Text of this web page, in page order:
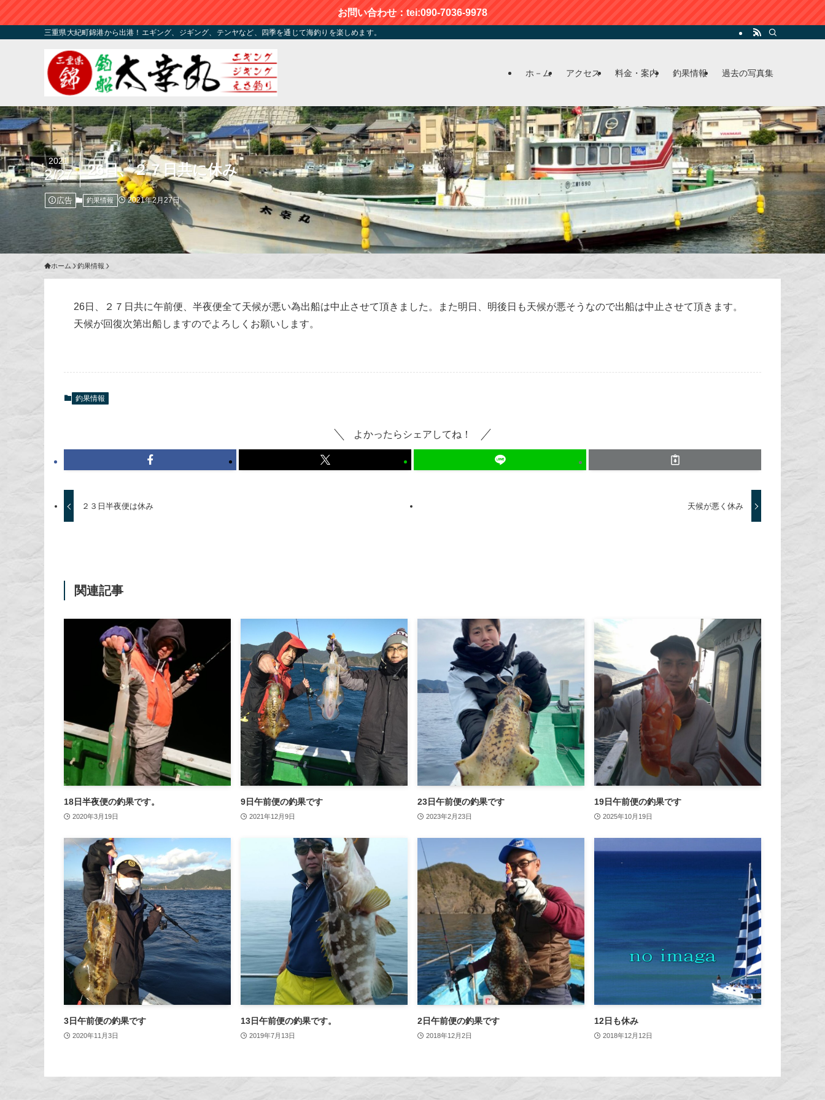
お問い合わせ：tei:090-7036-9978
三重県大紀町錦港から出港！エギング、ジギング、テンヤなど、四季を通じて海釣りを楽しめます。
ホ－ム アクセス 料金・案内 釣果情報 過去の写真集
26日、２７日共に休み
2021
2/27
広告 釣果情報 2021年2月27日
ホーム 釣果情報
26日、２７日共に午前便、半夜便全て天候が悪い為出船は中止させて頂きました。また明日、明後日も天候が悪そうなので出船は中止させて頂きます。
天候が回復次第出船しますのでよろしくお願いします。
釣果情報
よかったらシェアしてね！
２３日半夜便は休み 天候が悪く休み
関連記事
18日半夜便の釣果です。
2020年3月19日
9日午前便の釣果です
2021年12月9日
23日午前便の釣果です
2023年2月23日
19日午前便の釣果です
2025年10月19日
3日午前便の釣果です
2020年11月3日
13日午前便の釣果です。
2019年7月13日
2日午前便の釣果です
2018年12月2日
12日も休み
2018年12月12日